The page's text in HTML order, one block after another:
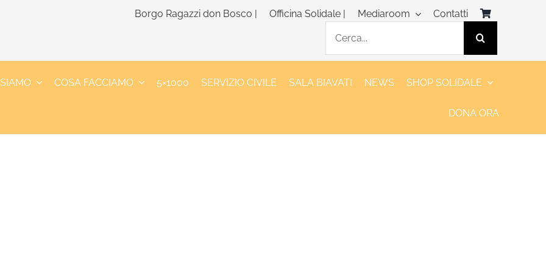
Borgo Ragazzi don Bosco | Officina Solidale | Mediaroom
Contatti
per:
COSA FACCIAMO 5×1000 SERVIZIO CIVILE SALA BIAVATI NEWS SHOP SOLIDALE
DONA ORA